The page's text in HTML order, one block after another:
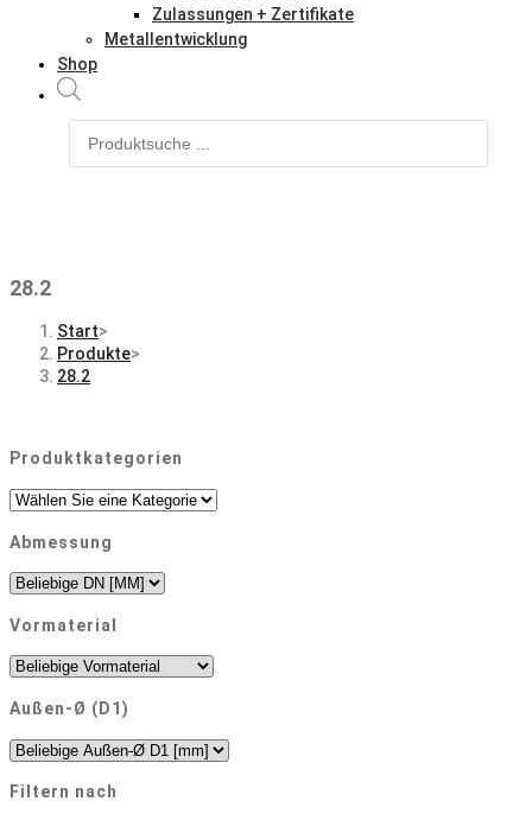
Zulassungen + Zertifikate
Metallentwicklung
Shop
28.2
Start>
Produkte>
28.2
Produktkategorien
Abmessung
Vormaterial
Außen-Ø (D1)
Filtern nach